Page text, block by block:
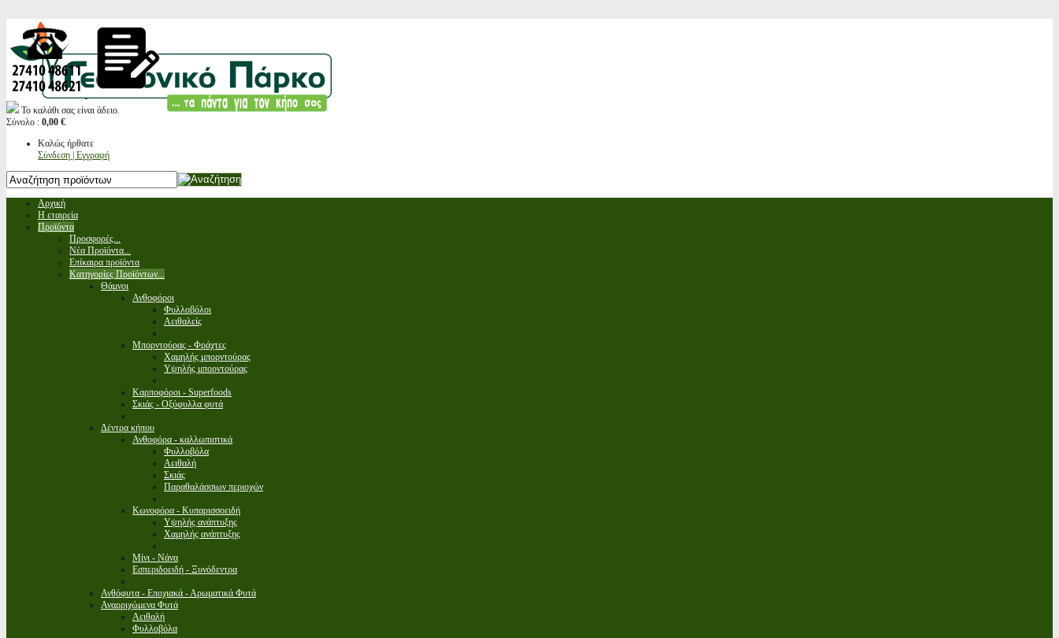
Το καλάθι σας είναι άδειο.
Σύνολο : 0,00 €
Καλώς ήρθατε
Σύνδεση | Εγγραφή
Αρχική
Η εταιρεία
Προϊόντα
Προσφορές...
Νέα Προϊόντα...
Επίκαιρα προϊόντα
Κατηγορίες Προϊόντων...
Θάμνοι
Ανθοφόροι
Φυλλοβόλοι
Αειθαλείς
Μπορντούρας - Φράχτες
Χαμηλής μπορντούρας
Υψηλής μπορντούρας
Καρποφόροι - Superfoods
Σκιάς - Οξύφυλλα φυτά
Δέντρα κήπου
Ανθοφόρα - καλλωπιστικά
Φυλλοβόλα
Αειθαλή
Σκιάς
Παραθαλάσσιων περιοχών
Κωνοφόρα - Κυπαρισσοειδή
Υψηλής ανάπτυξης
Χαμηλής ανάπτυξης
Μίνι - Νάνα
Εσπεριδοειδή - Ξυνόδεντρα
Ανθόφυτα - Εποχιακά - Αρωματικά Φυτά
Αναρριχώμενα Φυτά
Αειθαλή
Φυλλοβόλα